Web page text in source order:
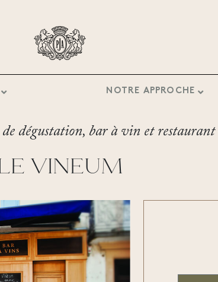
NOTRE APPROCHE
dégustation, bar à vin et
VINEUM